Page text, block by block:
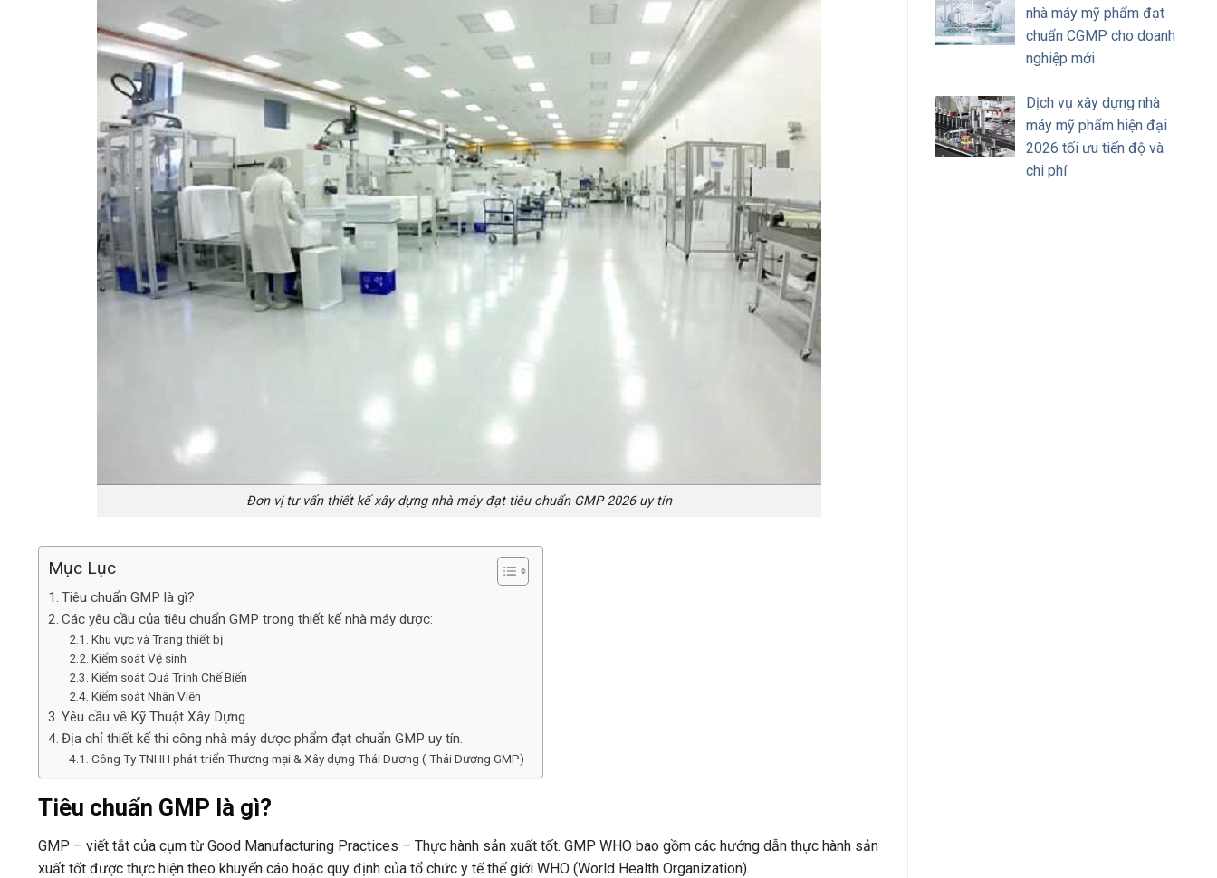
Đơn vị tư vấn thiết kế xây dựng nhà máy đạt tiêu chuẩn GMP 2026 uy tín
Mục Lục
Tiêu chuẩn GMP là gì?
Các yêu cầu của tiêu chuẩn GMP trong thiết kế nhà máy dược:
Khu vực và Trang thiết bị
Kiểm soát Vệ sinh
Kiểm soát Quá Trình Chế Biến
Kiểm soát Nhân Viên
Yêu cầu về Kỹ Thuật Xây Dựng
Địa chỉ thiết kế thi công nhà máy dược phẩm đạt chuẩn GMP uy tín.
Công Ty TNHH phát triển Thương mại & Xây dựng Thái Dương ( Thái Dương GMP)
Tiêu chuẩn GMP là gì?
GMP – viết tắt của cụm từ Good Manufacturing Practices – Thực hành sản xuất tốt. GMP WHO bao gồm các hướng dẫn thực hành sản
xuất tốt được thực hiện theo khuyến cáo hoặc quy định của tổ chức y tế thế giới WHO (World Health Organization).
nhà máy mỹ phẩm đạt
chuẩn CGMP cho doanh
nghiệp mới
Dịch vụ xây dựng nhà
máy mỹ phẩm hiện đại
2026 tối ưu tiến độ và
chi phí